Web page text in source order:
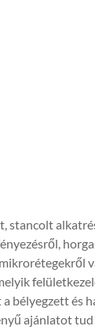
stancolt
bélyegzett és
ajánlatot